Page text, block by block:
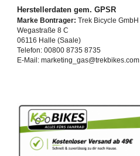
Herstellerdaten gem. GPSR
Marke Bontrager: Trek Bicycle GmbH
Wegastraße 8 C
06116 Halle (Saale)
Telefon: 00800 8735 8735
E-Mail: marketing_gas@trekbikes.com